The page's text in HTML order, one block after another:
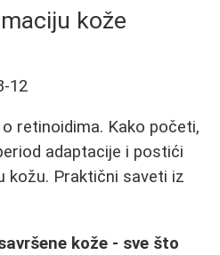
kože
12
retinoidima. Kako početi,
adaptacije i postići
kožu. Praktični saveti iz
kože - sve što